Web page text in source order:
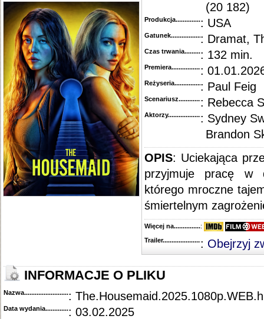
(20 182)
Produkcja.........................................
: USA
Gatunek...........................................
: Dramat,
Czas trwania......................................
: 132 min.
Premiera..........................................
:
Reżyseria........................................
: Paul Feig
Scenariusz........................................
: Rebecca
Aktorzy...........................................
: Sydney
Brandon
OPIS: Uciekająca
przyjmuje pracę w
którego mroczne
śmiertelnym
Więcej na........................................
:
Trailer...........................................
: Obejrzyj
INFORMACJE O PLIKU
Nazwa.............................................
:
Data wydania......................................
: 03.02.2025